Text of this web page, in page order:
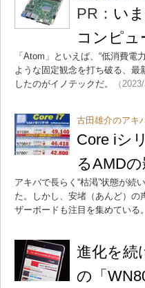
PR： い
コンピュ
「Atom」といえば、“低消費電
ような固定観念を打ち破る、
したのがイノテックだ。
（
古田雄介のアキ
Core iシ
るAMDの
アキバで長らく“枯渇”状態が続
た。しかし、安堵（あんど）の
ザーボードも注目を集めている。
進化を続
の「